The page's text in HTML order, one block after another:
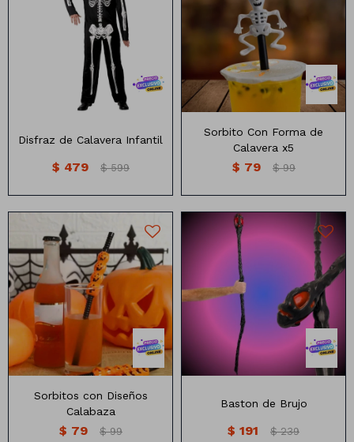
Difraz de calavera Infantil
Disfraz de Calavera Infantil
$ 479 $ 599
Sorbitos con Calaveras
Sorbito Con Forma de
Calavera x5
$ 79 $ 99
Sorbito con diseño calabaza
Sorbitos con Diseños
Calabaza
$ 79 $ 99
Baston de Brujo
Medida: 137cm
Baston de Brujo
$ 191 $ 239